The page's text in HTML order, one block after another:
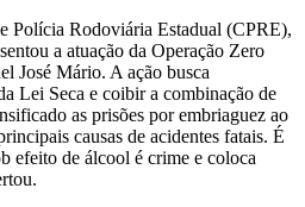
Polícia Rodoviária Estadual (CPRE),
a atuação da Operação Zero
José Mário. A ação busca
Lei Seca e coibir a combinação de
as prisões por embriaguez ao
causas de acidentes fatais. É
efeito de álcool é crime e coloca